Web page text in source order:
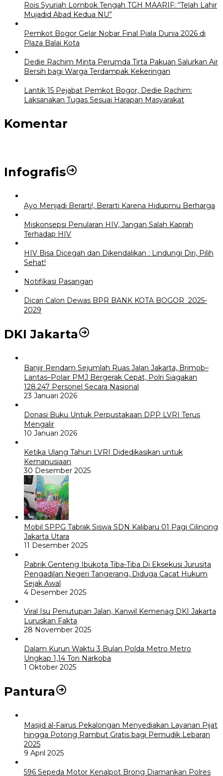
Rois Syuriah Lombok Tengah TGH MAARIF: “Telah Lahir
Mujadid Abad Kedua NU”
Pemkot Bogor Gelar Nobar Final Piala Dunia 2026 di
Plaza Balai Kota
Dedie Rachim Minta Perumda Tirta Pakuan Salurkan Air
Bersih bagi Warga Terdampak Kekeringan
Lantik 15 Pejabat Pemkot Bogor, Dedie Rachim:
Laksanakan Tugas Sesuai Harapan Masyarakat
Komentar
Infografis
Ayo Menjadi Berarti!, Berarti Karena Hidupmu Berharga
Miskonsepsi Penularan HIV, Jangan Salah Kaprah
Terhadap HIV
HIV Bisa Dicegah dan Dikendalikan : Lindungi Diri, Pilih
Sehat!
Notifikasi Pasangan
Dicari Calon Dewas BPR BANK KOTA BOGOR 2025-
2029
DKI Jakarta
Banjir Rendam Sejumlah Ruas Jalan Jakarta, Brimob–
Lantas–Polair PMJ Bergerak Cepat, Polri Siagakan
128.247 Personel Secara Nasional
23 Januari 2026
Donasi Buku Untuk Perpustakaan DPP LVRI Terus
Mengalir
10 Januari 2026
Ketika Ulang Tahun LVRI Didedikasikan untuk
Kemanusiaan
30 Desember 2025
Mobil SPPG Tabrak Siswa SDN Kalibaru 01 Pagi Cilincing
Jakarta Utara
11 Desember 2025
Pabrik Genteng Ibukota Tiba-Tiba Di Eksekusi Jurusita
Pengadilan Negeri Tangerang, Diduga Cacat Hukum
Sejak Awal
4 Desember 2025
Viral Isu Penutupan Jalan, Kanwil Kemenag DKI Jakarta
Luruskan Fakta
28 November 2025
Dalam Kurun Waktu 3 Bulan Polda Metro Metro
Ungkap 1,14 Ton Narkoba
1 Oktober 2025
Pantura
Masjid al-Fairus Pekalongan Menyediakan Layanan Pijat
hingga Potong Rambut Gratis bagi Pemudik Lebaran
2025
9 April 2025
596 Sepeda Motor Kenalpot Brong Diamankan Polres